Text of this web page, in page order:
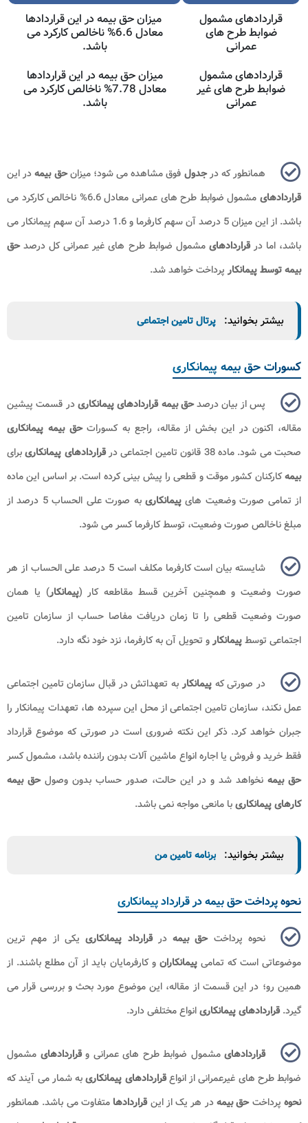
قراردادهای مشمول
ضوابط طرح ‌های
عمرانی
میزان حق بیمه در این قراردادها
معادل 6.6% ناخالص کارکرد می
باشد.
قراردادهای مشمول
ضوابط طرح ‌های غیر
عمرانی
میزان حق بیمه در این قراردادها
معادل 7.78% ناخالص کارکرد می
باشد.
همانطور که درجدول فوق مشاهده می شود؛ میزانحق بیمهدر این
قراردادهای
مشمول ضوابط طرح های عمرانی معادل 6.6% ناخالص کارکرد می
باشد. از این میزان 5 درصد آن سهم کارفرما و 1.6 درصد آن سهم پیمانکار می
باشد، اما درقراردادهای مشمول ضوابط طرح ‌های غیر عمرانی کل درصدحق
بیمه توسط پیمانکارپرداخت خواهد شد.
بیشتر بخوانید: پرتال تامین اجتماعی
کسورات حق بیمه پیمانکاری
پس از بیان درصدحق بیمه قراردادهای پیمانکاریدر قسمت پیشین
مقاله، اکنون در این بخش از مقاله، راجع به کسوراتحق بیمه پیمانکاری
صحبت می شود. ماده 38 قانون تامین اجتماعی در
قراردادهای پیمانکاریبرای
بیمهکارکنان کشور موقت و قطعی را پیش بینی کرده است. بر اساس این ماده
از تمامی صورت وضعیت هایپیمانکاری
به صورت علی الحساب 5 درصد از
مبلغ ناخالص صورت وضعیت، توسط کارفرما کسر می شود.
شایسته بیان است کارفرما مکلف است 5 درصد علی الحساب از هر
صورت وضعیت و همچنین آخرین قسط مقاطعه کار (پیمانکار) یا همان
صورت وضعیت قطعی را تا زمان دریافت مفاصا حساب از سازمان تامین
اجتماعی توسطپیمانکارو تحویل آن به کارفرما، نزد خود نگه دارد.
در صورتی کهپیمانکاربه تعهداتش در قبال سازمان تامین اجتماعی
عمل نکند، سازمان تامین اجتماعی از محل این سپرده‌ ها، تعهدات پیمانکار را
جبران خواهد کرد. ذکر این نکته ضروری است در صورتی که موضوع قرارداد
فقط خرید و فروش یا اجاره انواع ماشین ‌آلات بدون راننده باشد، مشمول کسر
حق بیمه نخواهد شد و در این حالت، صدور حساب بدون وصولحق بیمه
کارهای پیمانکاریبا مانعی مواجه نمی باشد.
بیشتر بخوانید: برنامه تامین من
نحوه پرداخت حق بیمه در قرارداد پیمانکاری
نحوه پرداختحق بیمهدرقرارداد پیمانکاری یکی از مهم ترین
موضوعاتی است که تمامیپیمانکارانو کارفرمایان باید از آن مطلع باشند. از
همین رو؛ در این قسمت از مقاله، این موضوع مورد بحث و بررسی قرار می
گیرد.قراردادهای پیمانکاریانواع مختلفی دارد.
قراردادهایمشمول ضوابط طرح ‌های عمرانی وقراردادهای مشمول
ضوابط طرح ‌های غیرعمرانی از انواعقراردادهای پیمانکاریبه شمار می آیند که
نحوه پرداختحق بیمهدر هر یک از اینقراردادهامتفاوت می باشد. همانطور